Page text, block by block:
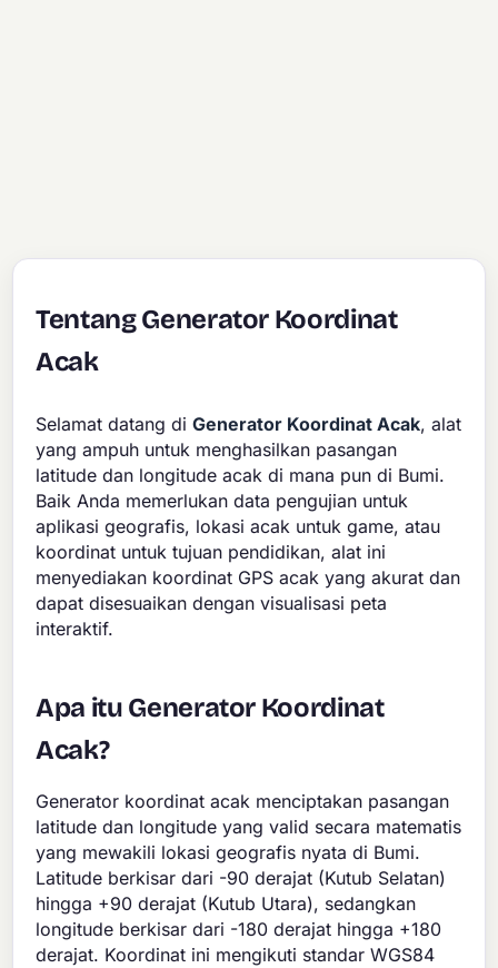
Tentang Generator Koordinat
Acak
Selamat datang diGenerator Koordinat Acak, alat
yang ampuh untuk menghasilkan pasangan
latitude dan longitude acak di mana pun di Bumi.
Baik Anda memerlukan data pengujian untuk
aplikasi geografis, lokasi acak untuk game, atau
koordinat untuk tujuan pendidikan, alat ini
menyediakan koordinat GPS acak yang akurat dan
dapat disesuaikan dengan visualisasi peta
interaktif.
Apa itu Generator Koordinat
Acak?
Generator koordinat acak menciptakan pasangan
latitude dan longitude yang valid secara matematis
yang mewakili lokasi geografis nyata di Bumi.
Latitude berkisar dari -90 derajat (Kutub Selatan)
hingga +90 derajat (Kutub Utara), sedangkan
longitude berkisar dari -180 derajat hingga +180
derajat. Koordinat ini mengikuti standar WGS84